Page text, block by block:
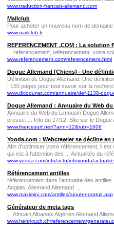
www.traduction-francais-allemand.com
Mailclub
Pour acheter un nouveau nom de
www.mailclub.fr
REFERENCEMENT .COM : La
... referencement, referencement, votre
www.referencement.com/referencement.html
Dogue Allemand [Chiens] - Une
Définition de Dogue Allemand. Une
! 150 pages pour tout savoir sur la
www.dicodunet.com/annuaire/def-1138-
Dogue Allemand : Annuaire du Web
Annuaire du Web du Limousin Dogue
presse. ... Info du 17/12: Site sur le
www.francesurf.net/?ann=12&rub=1606
Yooda.com : Webcrawler se décline en
Afin d'optimiser votre référencement, il
qui est à l'attention des ... Actualités du
www.yooda.com/info/actu/infoyooda/
Référencement antilles
référencement dans l'annuaire des
Anglais, Allemand Allemand ...
www.maximini.com/antilles/ajouter-gratuit.asp
Générateur de meta tags
... Africain Albanais Algérien Allemand
www.henri-ruch.ch/referencement/